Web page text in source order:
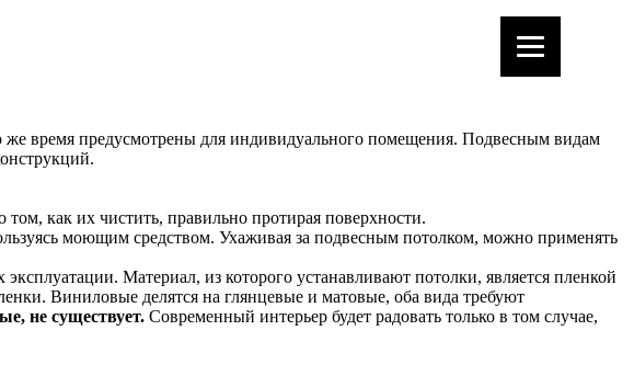
же время предусмотрены для индивидуального помещения. Подвесным видам
как их чистить, правильно протирая поверхности.
моющим средством. Ухаживая за подвесным потолком, можно применять
Материал, из которого устанавливают потолки, является пленкой
Виниловые делятся на глянцевые и матовые, оба вида требуют
не существует. Современный интерьер будет радовать только в том случае,